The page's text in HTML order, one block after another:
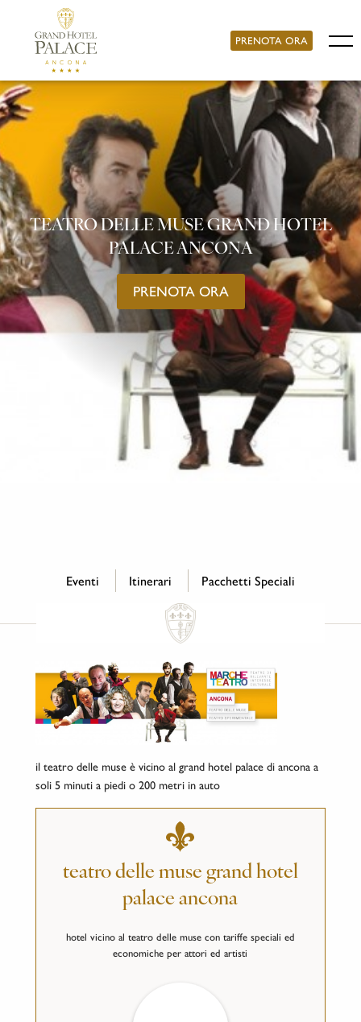
PRENOTA ORA
TEATRO DELLE MUSE GRAND HOTEL
PALACE ANCONA
PRENOTA ORA
Eventi Itinerari Pacchetti Speciali
il teatro delle muse è vicino al grand hotel palace di ancona a
soli 5 minuti a piedi o 200 metri in auto
teatro delle muse grand hotel
palace ancona
hotel vicino al teatro delle muse con tariffe speciali ed
economiche per attori ed artisti